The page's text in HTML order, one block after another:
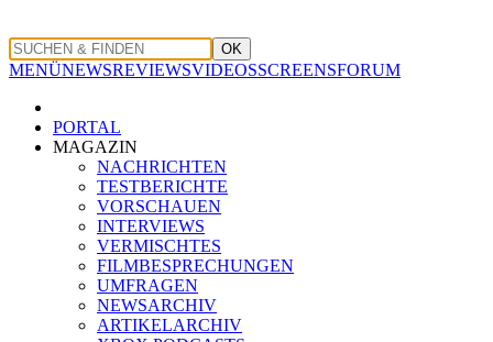
OK
MENÜNEWSREVIEWSVIDEOSSCREENSFORUM
PORTAL
MAGAZIN
NACHRICHTEN
TESTBERICHTE
VORSCHAUEN
INTERVIEWS
VERMISCHTES
FILMBESPRECHUNGEN
UMFRAGEN
NEWSARCHIV
ARTIKELARCHIV